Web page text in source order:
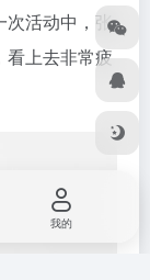
次活动中，张
看上去非常疲
我的